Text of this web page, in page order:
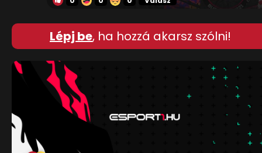
Lépj be, ha hozzá akarsz szólni!